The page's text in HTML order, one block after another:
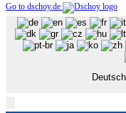
Go to dschoy.de
Deutsch